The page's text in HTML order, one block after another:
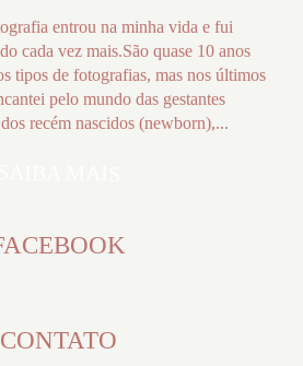
entrou na minha vida e fui
cada vez mais.São quase 10 anos
tipos de fotografias, mas nos últimos
pelo mundo das gestantes
recém nascidos (newborn),...
CONTATO